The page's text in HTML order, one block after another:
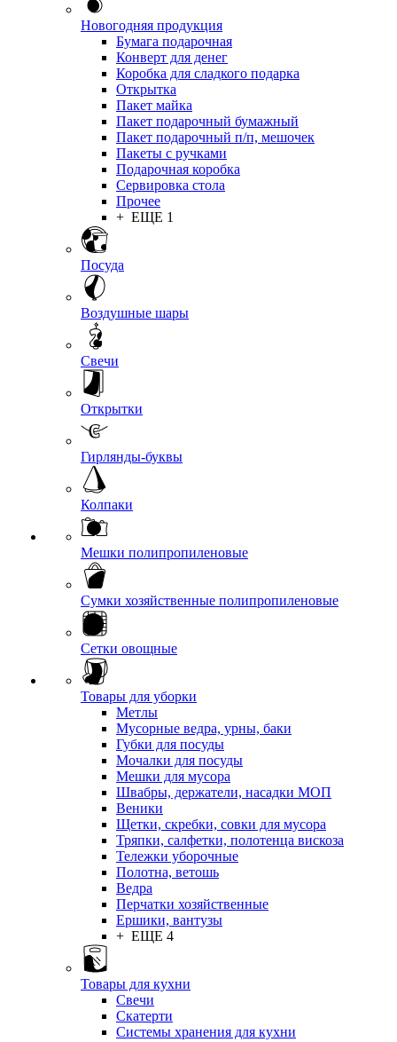
Новогодняя продукция
Бумага подарочная
Конверт для денег
Коробка для сладкого подарка
Открытка
Пакет майка
Пакет подарочный бумажный
Пакет подарочный п/п, мешочек
Пакеты с ручками
Подарочная коробка
Сервировка стола
Прочее
+ ЕЩЕ 1
Посуда
Воздушные шары
Свечи
Открытки
Гирлянды-буквы
Колпаки
Мешки полипропиленовые
Сумки хозяйственные полипропиленовые
Сетки овощные
Товары для уборки
Метлы
Мусорные ведра, урны, баки
Губки для посуды
Мочалки для посуды
Мешки для мусора
Швабры, держатели, насадки МОП
Веники
Щетки, скребки, совки для мусора
Тряпки, салфетки, полотенца вискоза
Тележки уборочные
Полотна, ветошь
Ведра
Перчатки хозяйственные
Ершики, вантузы
+ ЕЩЕ 4
Товары для кухни
Свечи
Скатерти
Системы хранения для кухни